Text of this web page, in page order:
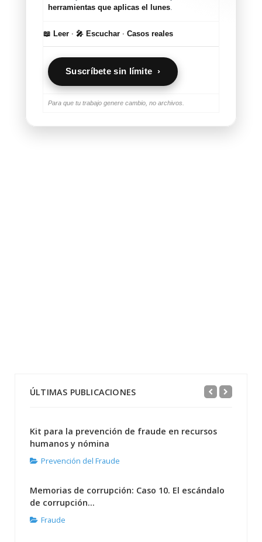
herramientas que aplicas el lunes.
📖 Leer · 🎤 Escuchar · Casos reales
Suscríbete sin límite ›
Para que tu trabajo genere cambio, no archivos.
ÚLTIMAS PUBLICACIONES
Kit para la prevención de fraude en recursos
humanos y nómina
Prevención del Fraude
Memorias de corrupción: Caso 10. El escándalo
de corrupción...
Fraude